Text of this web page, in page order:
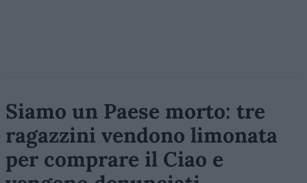
Siamo un Paese morto: tre
ragazzini vendono limonata
per comprare il Ciao e